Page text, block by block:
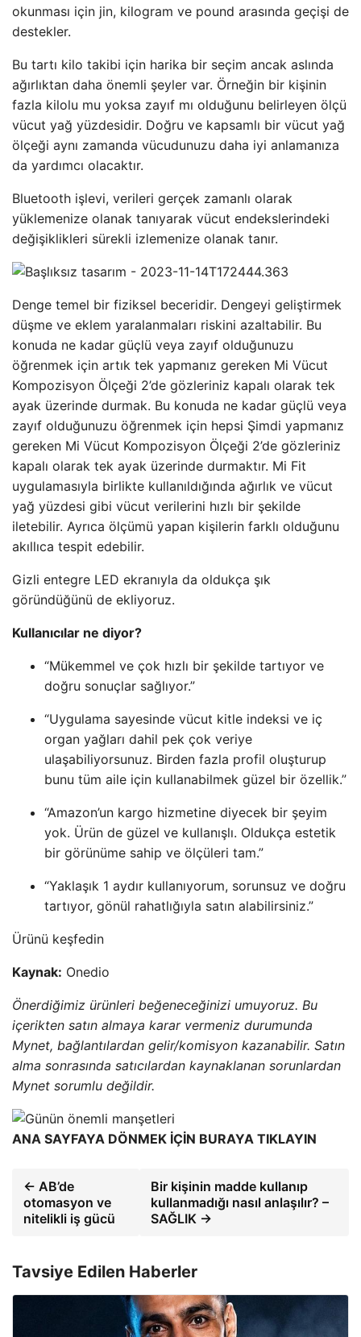
okunması için jin, kilogram ve pound arasında geçişi de
destekler.
Bu tartı kilo takibi için harika bir seçim ancak aslında
ağırlıktan daha önemli şeyler var. Örneğin bir kişinin
fazla kilolu mu yoksa zayıf mı olduğunu belirleyen ölçü
vücut yağ yüzdesidir. Doğru ve kapsamlı bir vücut yağ
ölçeği aynı zamanda vücudunuzu daha iyi anlamanıza
da yardımcı olacaktır.
Bluetooth işlevi, verileri gerçek zamanlı olarak
yüklemenize olanak tanıyarak vücut endekslerindeki
değişiklikleri sürekli izlemenize olanak tanır.
Denge temel bir fiziksel beceridir. Dengeyi geliştirmek
düşme ve eklem yaralanmaları riskini azaltabilir. Bu
konuda ne kadar güçlü veya zayıf olduğunuzu
öğrenmek için artık tek yapmanız gereken Mi Vücut
Kompozisyon Ölçeği 2’de gözleriniz kapalı olarak tek
ayak üzerinde durmak. Bu konuda ne kadar güçlü veya
zayıf olduğunuzu öğrenmek için hepsi Şimdi yapmanız
gereken Mi Vücut Kompozisyon Ölçeği 2’de gözleriniz
kapalı olarak tek ayak üzerinde durmaktır. Mi Fit
uygulamasıyla birlikte kullanıldığında ağırlık ve vücut
yağ yüzdesi gibi vücut verilerini hızlı bir şekilde
iletebilir. Ayrıca ölçümü yapan kişilerin farklı olduğunu
akıllıca tespit edebilir.
Gizli entegre LED ekranıyla da oldukça şık
göründüğünü de ekliyoruz.
Kullanıcılar ne diyor?
“Mükemmel ve çok hızlı bir şekilde tartıyor ve
doğru sonuçlar sağlıyor.”
“Uygulama sayesinde vücut kitle indeksi ve iç
organ yağları dahil pek çok veriye
ulaşabiliyorsunuz. Birden fazla profil oluşturup
bunu tüm aile için kullanabilmek güzel bir özellik.”
“Amazon’un kargo hizmetine diyecek bir şeyim
yok. Ürün de güzel ve kullanışlı. Oldukça estetik
bir görünüme sahip ve ölçüleri tam.”
“Yaklaşık 1 aydır kullanıyorum, sorunsuz ve doğru
tartıyor, gönül rahatlığıyla satın alabilirsiniz.”
Ürünü keşfedin
Kaynak: Onedio
Önerdiğimiz ürünleri beğeneceğinizi umuyoruz. Bu
içerikten satın almaya karar vermeniz durumunda
Mynet, bağlantılardan gelir/komisyon kazanabilir. Satın
alma sonrasında satıcılardan kaynaklanan sorunlardan
Mynet sorumlu değildir.
ANA SAYFAYA DÖNMEK İÇİN BURAYA TIKLAYIN
← AB’de
otomasyon ve
nitelikli iş gücü
Bir kişinin madde kullanıp
kullanmadığı nasıl anlaşılır? –
SAĞLIK →
Tavsiye Edilen Haberler